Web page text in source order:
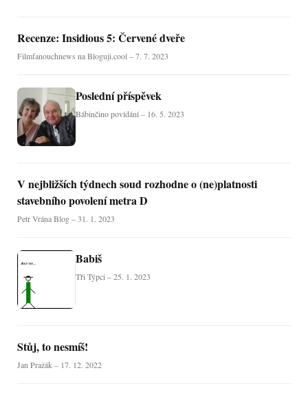
Recenze: Insidious 5: Červené dveře
Filmfanouchnews na Bloguji.cool – 7. 7. 2023
Poslední příspěvek
Bábinčino povídání – 16. 5. 2023
V nejbližších týdnech soud rozhodne o (ne)platnosti
stavebního povolení metra D
Petr Vrána Blog – 31. 1. 2023
Babiš
Tři Týpci – 25. 1. 2023
Stůj, to nesmíš!
Jan Pražák – 17. 12. 2022